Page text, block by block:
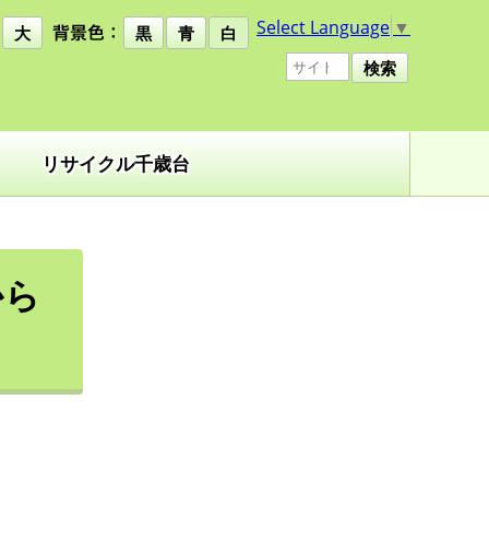
Select Language ▼
黒 青 白
大
検索
リサイクル千歳台